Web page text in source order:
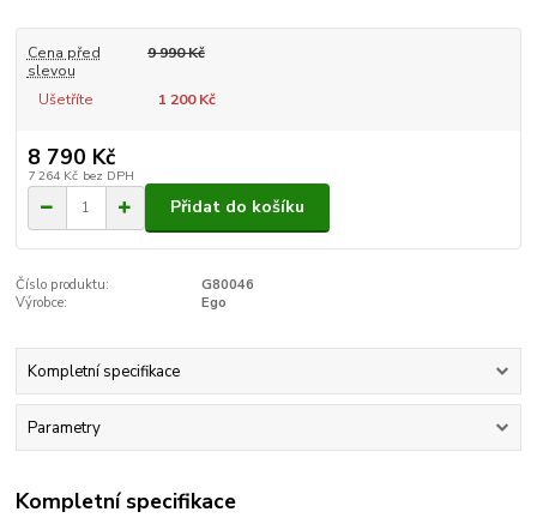
Cena před
slevou
9 990 Kč
Ušetříte 1 200 Kč
8 790 Kč
7 264 Kč bez DPH
Přidat do košíku
Číslo produktu:
G80046
Výrobce:
Ego
Kompletní specifikace
Parametry
Kompletní specifikace